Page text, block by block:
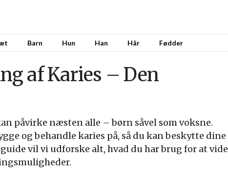
Barn Hun Han Hår Fødder
af Karies – Den
påvirke næsten alle – børn såvel som voksne.
og behandle karies på, så du kan beskytte dine
vil vi udforske alt, hvad du har brug for at vide